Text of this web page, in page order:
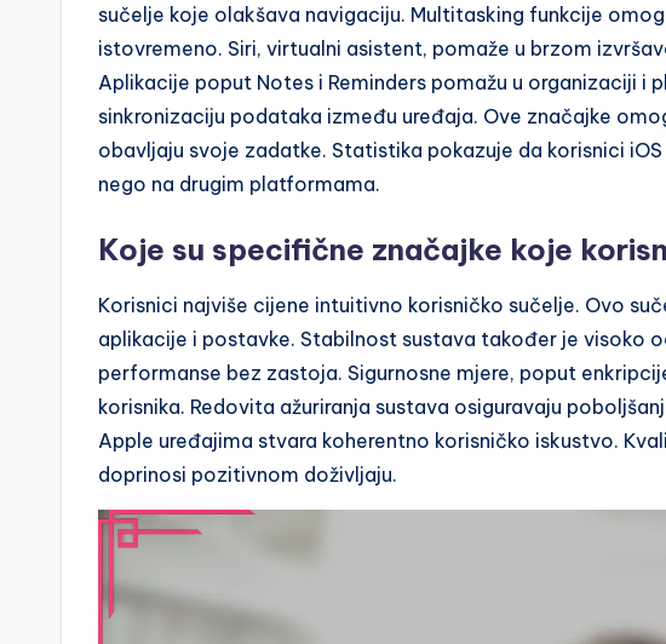
sučelje koje olakšava navigaciju. Multitasking funkcije
istovremeno. Siri, virtualni asistent, pomaže u brzom
Aplikacije poput Notes i Reminders pomažu u organizaciji i
sinkronizaciju podataka između uređaja. Ove značajke
obavljaju svoje zadatke. Statistika pokazuje da korisnici
nego na drugim platformama.
Koje su specifične značajke koje
Korisnici najviše cijene intuitivno korisničko sučelje. Ovo
aplikacije i postavke. Stabilnost sustava također je visoko
performanse bez zastoja. Sigurnosne mjere, poput
korisnika. Redovita ažuriranja sustava osiguravaju
Apple uređajima stvara koherentno korisničko iskustvo.
doprinosi pozitivnom doživljaju.